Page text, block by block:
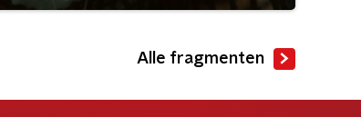
Alle fragmenten